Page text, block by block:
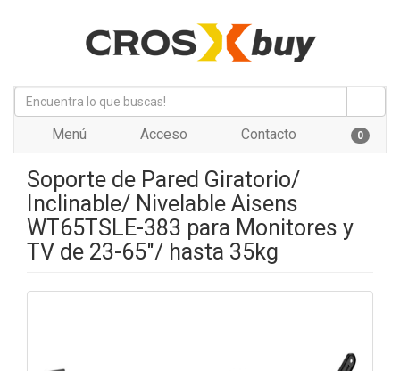
Menú Acceso Contacto 0
Soporte de Pared Giratorio/
Inclinable/ Nivelable Aisens
WT65TSLE-383 para Monitores y
TV de 23-65"/ hasta 35kg